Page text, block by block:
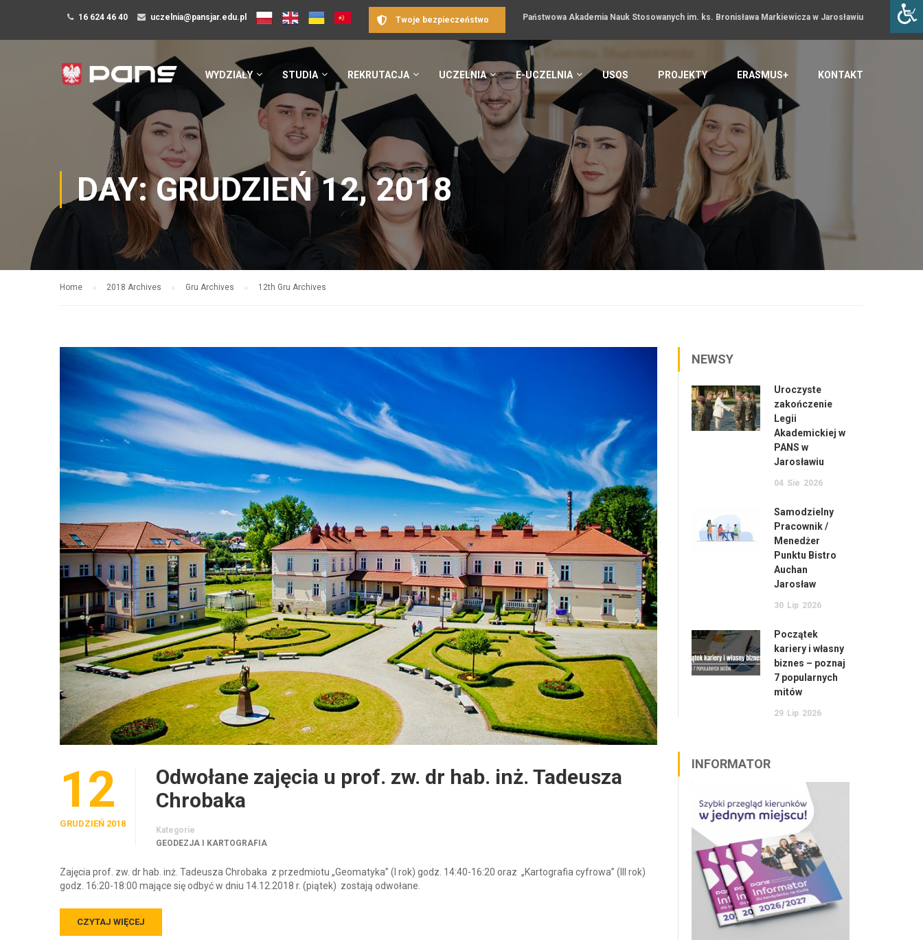
16 624 46 40 uczelnia@pansjar.edu.pl Państwowa Akademia Nauk Stosowanych im. ks. Bronisława Markiewicza w Jarosławiu
Twoje bezpieczeństwo
WYDZIAŁY STUDIA REKRUTACJA UCZELNIA E-UCZELNIA USOS PROJEKTY ERASMUS+ KONTAKT
DAY: GRUDZIEŃ 12, 2018
Home 2018 Archives Gru Archives 12th Gru Archives
12
GRUDZIEŃ 2018
Odwołane zajęcia u prof. zw. dr hab. inż. Tadeusza
Chrobaka
Kategorie
GEODEZJA I KARTOGRAFIA
Zajęcia prof. zw. dr hab. inż. Tadeusza Chrobaka z przedmiotu „Geomatyka” (I rok) godz. 14:40-16:20 oraz „Kartografia cyfrowa” (III rok)
godz. 16:20-18:00 mające się odbyć w dniu 14.12.2018 r. (piątek) zostają odwołane.
CZYTAJ WIĘCEJ
NEWSY
Uroczyste
zakończenie
Legii
Akademickiej w
PANS w
Jarosławiu
04 Sie 2026
Samodzielny
Pracownik /
Menedżer
Punktu Bistro
Auchan
Jarosław
30 Lip 2026
Początek
kariery i własny
biznes – poznaj
7 popularnych
mitów
29 Lip 2026
INFORMATOR